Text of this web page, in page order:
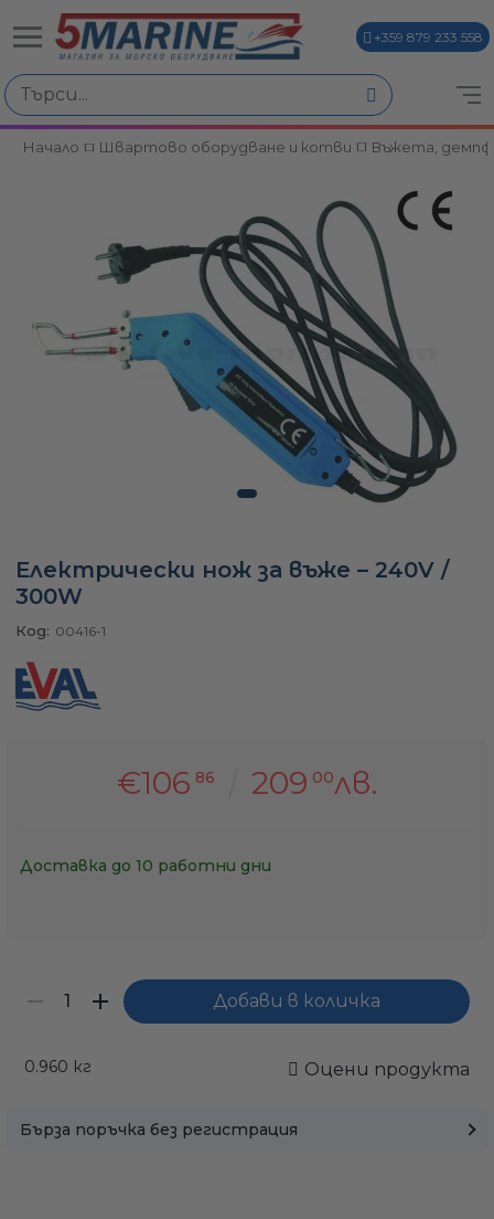
+359 879 233 558
Начало Швартово оборудване и котви Въжета,
Електрически нож за въже – 240V /
300W
Код: 00416-1
€106 86 209 00лв.
Доставка до 10 работни дни
0.960 кг Оцени продукта
Бърза поръчка без регистрация